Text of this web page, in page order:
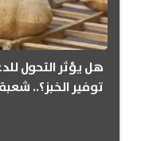
هل يؤثر التحول
توفير الخبز؟..